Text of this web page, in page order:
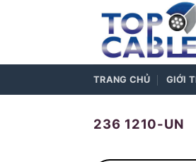
TRANG CHỦ GIỚI
236 1210-UN